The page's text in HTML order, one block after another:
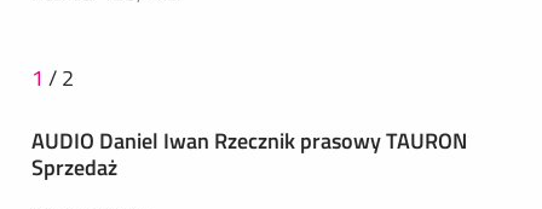
1 /2
AUDIO Daniel Iwan Rzecznik prasowy TAURON
Sprzedaż